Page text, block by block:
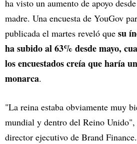
ha visto un aumento de apoyo
madre. Una encuesta de YouGov
publicada el martes reveló que su
ha subido al 63% desde mayo,
los encuestados creía que haría
monarca.
"La reina estaba obviamente muy
mundial y dentro del Reino
director ejecutivo de Brand